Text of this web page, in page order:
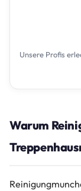
Unsere Profis
Warum